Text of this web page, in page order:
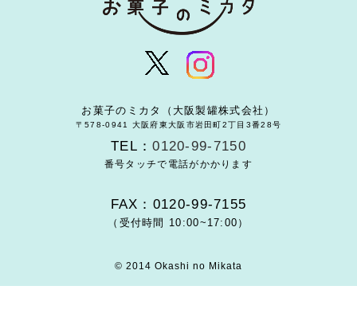
お菓子のミカタ（大阪製罐株式会社）
〒578-0941 大阪府東大阪市岩田町2丁目3番28号
TEL：0120-99-7150
番号タッチで電話がかかります
FAX：0120-99-7155
（受付時間 10:00~17:00）
© 2014 Okashi no Mikata